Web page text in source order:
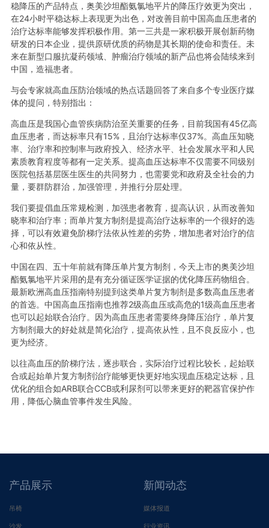
稳降压的产品特点，奥美沙坦酯氨氯地平片的降压疗效更为突出，
在24小时平稳达标上表现更为出色，对改善目前中国高血压患者的
治疗达标率能够发挥积极作用。第一三共是一家积极开展创新药物
研发的日本企业，提供原研优质的药物是其长期的使命和责任。未
来在新型口服抗凝药领域、肿瘤治疗领域的新产品也将会陆续来到
中国，造福患者。
与会专家就高血压防治领域的热点话题回答了来自多个专业医疗媒
体的提问，特别指出：
高血压是我国心血管疾病防治至关重要的任务，目前我国有45亿高
血压患者，而达标率只有15%，且治疗达标率仅37%。高血压知晓
率、治疗率和控制率与政府投入、经济水平、社会发展水平和人民
素质教育程度等都有一定关系。提高血压达标率不仅需要不同级别
医院包括基层医生医生的共同努力，也需要党和政府及全社会的力
量，要群防群治，加强管理，并推行分层处理。
我们要提倡血压常规检测，加强患者教育，提高认识，从而改善知
晓率和治疗率；而单片复方制剂是提高治疗达标率的一个很好的选
择，可以有效避免阶梯疗法依从性差的劣势，增加患者对治疗的信
心和依从性。
中国在四、五十年前就有降压单片复方制剂，今天上市的奥美沙坦
酯氨氯地平片采用的是有充分循证医学证据的优化降压药物组合。
最新欧洲高血压指南特别提到这类单片复方制剂是多数高血压患者
的首选。中国高血压指南也推荐2级高血压或高危的1级高血压患者
也可以起始联合治疗。因为高血压患者需要终身降压治疗，单片复
方制剂最大的好处就是简化治疗，提高依从性，且不良反应小，也
更为经济。
以往高血压的阶梯疗法，逐步联合，实际治疗过程比较长，起始联
合或起始单片复方制剂治疗能够更快更好地实现血压稳定达标，且
优化的组合如ARB联合CCB或利尿剂可以带来更好的靶器官保护作
用，降低心脑血管事件发生风险。
产品展示
吊椅
新闻动态
媒体报道